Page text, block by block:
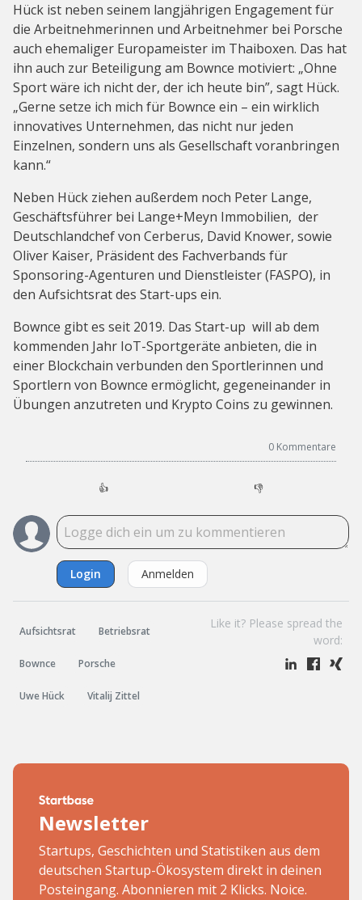
Hück ist neben seinem langjährigen Engagement für
die Arbeitnehmerinnen und Arbeitnehmer bei Porsche
auch ehemaliger Europameister im Thaiboxen. Das hat
ihn auch zur Beteiligung am Bownce motiviert: „Ohne
Sport wäre ich nicht der, der ich heute bin”, sagt Hück.
„Gerne setze ich mich für Bownce ein – ein wirklich
innovatives Unternehmen, das nicht nur jeden
Einzelnen, sondern uns als Gesellschaft voranbringen
kann.“
Neben Hück ziehen außerdem noch Peter Lange,
Geschäftsführer bei Lange+Meyn Immobilien, der
Deutschlandchef von Cerberus, David Knower, sowie
Oliver Kaiser, Präsident des Fachverbands für
Sponsoring-Agenturen und Dienstleister (FASPO), in
den Aufsichtsrat des Start-ups ein.
Bownce gibt es seit 2019. Das Start-up will ab dem
kommenden Jahr IoT-Sportgeräte anbieten, die in
einer Blockchain verbunden den Sportlerinnen und
Sportlern von Bownce ermöglicht, gegeneinander in
Übungen anzutreten und Krypto Coins zu gewinnen.
0 Kommentare
👍 👎
Login Anmelden
Aufsichtsrat Betriebsrat
Bownce Porsche
Uwe Hück Vitalij Zittel
Like it? Please spread the
word:
Newsletter
Startups, Geschichten und Statistiken aus dem
deutschen Startup-Ökosystem direkt in deinen
Posteingang. Abonnieren mit 2 Klicks. Noice.